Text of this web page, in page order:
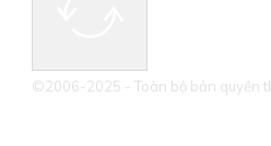
©2006-2025 - Toàn bộ bản quyền